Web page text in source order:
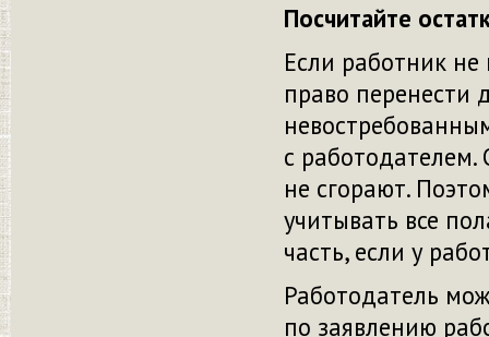
Посчитайте
Если работник не
право перенести
с
не сгорают.
учитывать все
часть, если у
Работодатель
по заявлению